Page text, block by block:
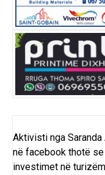
Aktivisti nga
në facebook thotë
investimet në